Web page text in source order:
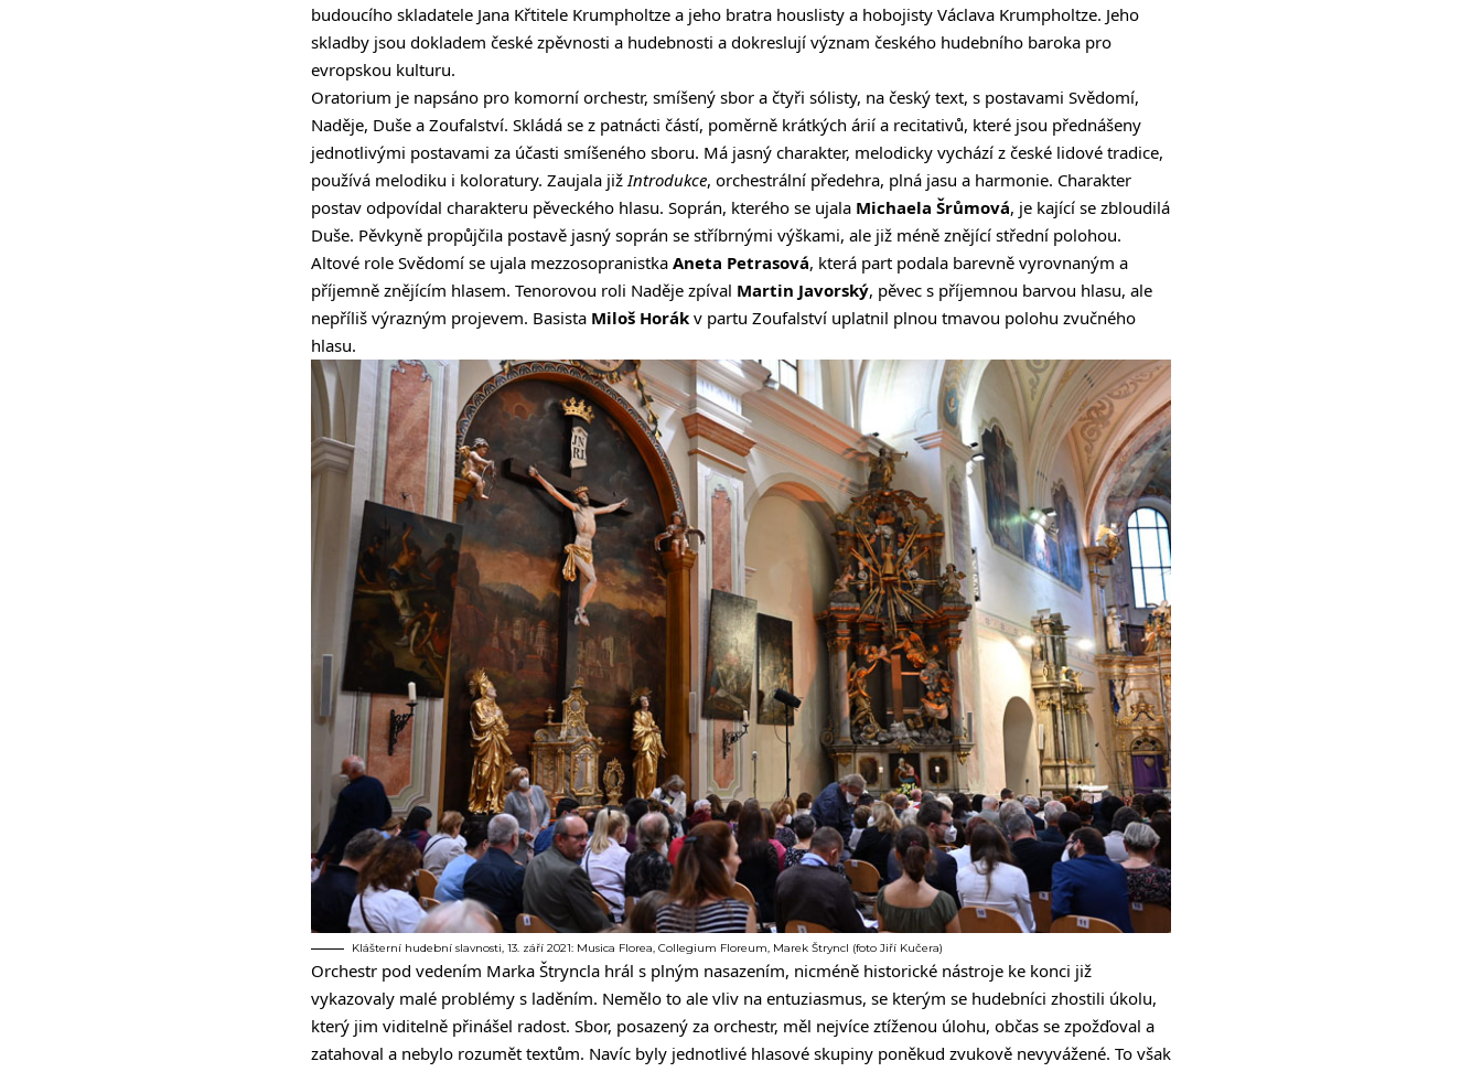
budoucího skladatele Jana Křtitele Krumpholtze a jeho bratra houslisty a hobojisty Václava Krumpholtze. Jeho
skladby jsou dokladem české zpěvnosti a hudebnosti a dokreslují význam českého hudebního baroka pro
evropskou kulturu.
Oratorium je napsáno pro komorní orchestr, smíšený sbor a čtyři sólisty, na český text, s postavami Svědomí,
Naděje, Duše a Zoufalství. Skládá se z patnácti částí, poměrně krátkých árií a recitativů, které jsou přednášeny
jednotlivými postavami za účasti smíšeného sboru. Má jasný charakter, melodicky vychází z české lidové tradice,
používá melodiku i koloratury. Zaujala jižIntrodukce, orchestrální předehra, plná jasu a harmonie. Charakter
postav odpovídal charakteru pěveckého hlasu. Soprán, kterého se ujala Michaela Šrůmová, je kající se zbloudilá
Duše. Pěvkyně propůjčila postavě jasný soprán se stříbrnými výškami, ale již méně znějící střední polohou.
Altové role Svědomí se ujala mezzosopranistka Aneta Petrasová, která part podala barevně vyrovnaným a
příjemně znějícím hlasem. Tenorovou roli Naděje zpíval Martin Javorský, pěvec s příjemnou barvou hlasu, ale
nepříliš výrazným projevem. Basista Miloš Horák v partu Zoufalství uplatnil plnou tmavou polohu zvučného
hlasu.
Klášterní hudební slavnosti, 13. září 2021: Musica Florea, Collegium Floreum, Marek Štryncl (foto Jiří Kučera)
Orchestr pod vedením Marka Štryncla hrál s plným nasazením, nicméně historické nástroje ke konci již
vykazovaly malé problémy s laděním. Nemělo to ale vliv na entuziasmus, se kterým se hudebníci zhostili úkolu,
který jim viditelně přinášel radost. Sbor, posazený za orchestr, měl nejvíce ztíženou úlohu, občas se zpožďoval a
zatahoval a nebylo rozumět textům. Navíc byly jednotlivé hlasové skupiny poněkud zvukově nevyvážené. To však